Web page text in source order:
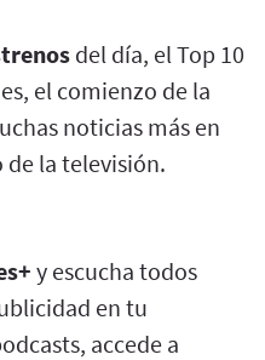
del día, el Top 10
el comienzo de la
noticias más en
la televisión.
y escucha todos
en tu
accede a